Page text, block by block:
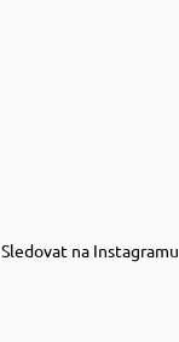
Sledovat na Instagramu